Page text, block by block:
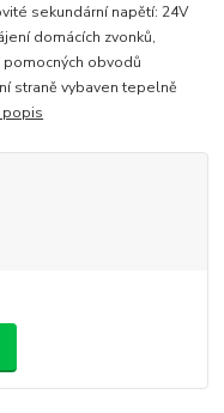
sekundární napětí: 24V
domácích zvonků,
obvodů
straně vybaven tepelně
popis